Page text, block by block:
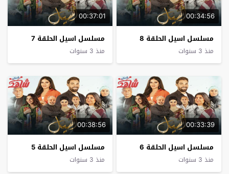
00:34:56
مسلسل اسيل الحلقة 8
منذ 3 سنوات
00:37:01
مسلسل اسيل الحلقة 7
منذ 3 سنوات
00:33:39
مسلسل اسيل الحلقة 6
منذ 3 سنوات
00:38:56
مسلسل اسيل الحلقة 5
منذ 3 سنوات